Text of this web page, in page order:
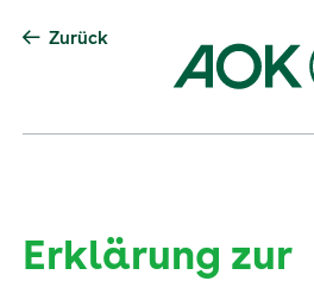
Inhalt
Mediathek
Zurück
Erklärung zur